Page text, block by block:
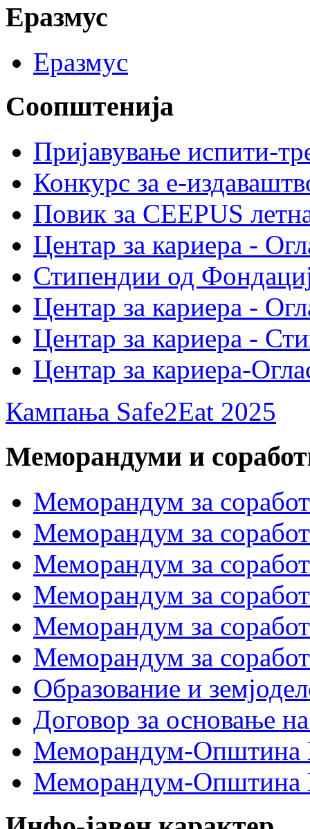
Еразмус
Еразмус
Соопштенија
Пријавување испити-
Конкурс за е-
Повик за CEEPUS
Центар за кариера -
Стипендии од
Центар за кариера -
Центар за кариера -
Центар за кариера-
Кампања Safe2Eat 2025
Меморандуми и
Меморандум за
Меморандум за
Меморандум за
Меморандум за
Меморандум за
Меморандум за
Образование и
Договор за основање
Меморандум-Општина
Меморандум-Општина